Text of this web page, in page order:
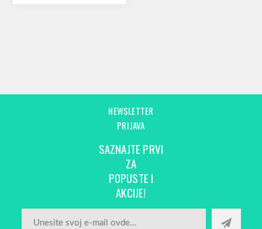
NEWSLETTER
PRIJAVA
SAZNAJTE PRVI
ZA
POPUSTE I
AKCIJE!